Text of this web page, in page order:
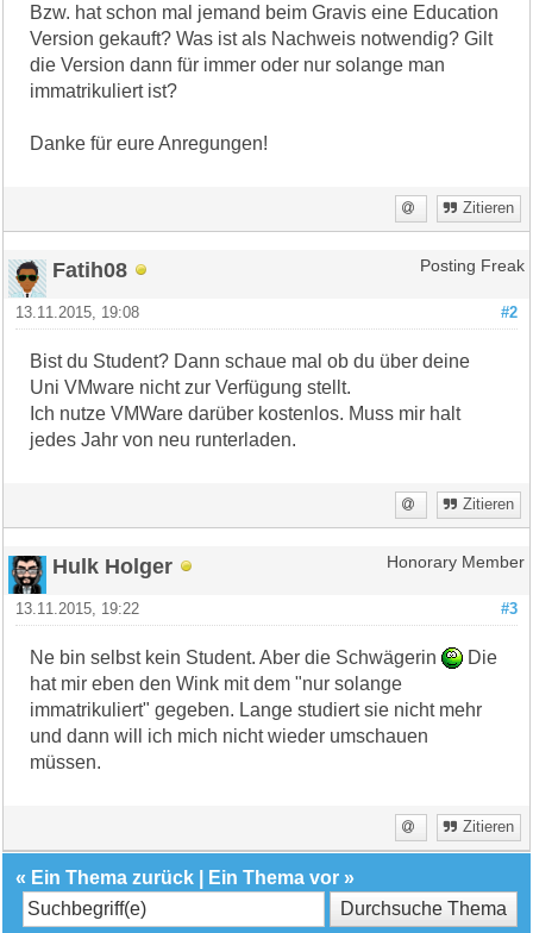
Bzw. hat schon mal jemand beim Gravis eine Education
Version gekauft? Was ist als Nachweis notwendig? Gilt
die Version dann für immer oder nur solange man
immatrikuliert ist?
Danke für eure Anregungen!
Zitieren
Fatih08 Posting Freak
#2
13.11.2015, 19:08
Bist du Student? Dann schaue mal ob du über deine
Uni VMware nicht zur Verfügung stellt.
Ich nutze VMWare darüber kostenlos. Muss mir halt
jedes Jahr von neu runterladen.
Zitieren
Hulk Holger Honorary Member
#3
13.11.2015, 19:22
Ne bin selbst kein Student. Aber die Schwägerin
Die
hat mir eben den Wink mit dem "nur solange
immatrikuliert" gegeben. Lange studiert sie nicht mehr
und dann will ich mich nicht wieder umschauen
müssen.
Zitieren
« Ein Thema zurück Ein Thema vor »